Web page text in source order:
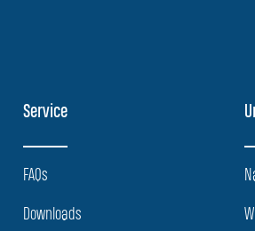
Service
FAQs
Downloads